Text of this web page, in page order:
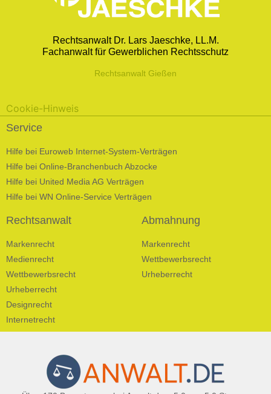
Rechtsanwalt Dr. Lars Jaeschke, LL.M.
Fachanwalt für Gewerblichen Rechtsschutz
Rechtsanwalt Gießen
Cookie-Hinweis
Service
Hilfe bei Euroweb Internet-System-Verträgen
Hilfe bei Online-Branchenbuch Abzocke
Hilfe bei United Media AG Verträgen
Hilfe bei WN Online-Service Verträgen
Rechtsanwalt
Markenrecht
Medienrecht
Wettbewerbsrecht
Urheberrecht
Designrecht
Internetrecht
Abmahnung
Markenrecht
Wettbewerbsrecht
Urheberrecht